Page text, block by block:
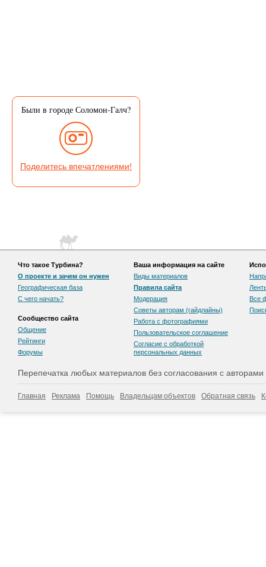
Были в городе Соломон-Галч?
Поделитесь впечатлениями!
Что такое Турбина?
О проекте и зачем он нужен
Географическая база
С чего начать?
Сообщество сайта
Общение
Рейтинги
Форумы
Ваша информация на сайте
Виды материалов
Правила сайта
Модерация
Советы авторам (гайдлайны)
Работа с фотографиями
Пользовательскоe соглашение
Согласие с обработкой
персональных данных
Все
Перепечатка любых материалов без согласования с
Главная Реклама Помощь Владельцам объектов Обратная связь